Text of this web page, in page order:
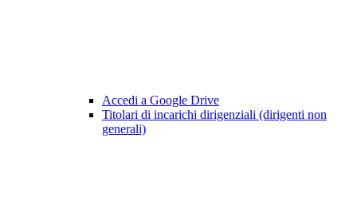
Accedi a Google Drive
Titolari di incarichi dirigenziali (dirigenti non
generali)